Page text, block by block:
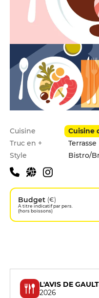
Infos
Cuisine
Cuisine
Truc en +
Terrasse
Style
Budget (€)
A titre indicatif par pers.
(hors boissons)
L'AVIS DE
2026